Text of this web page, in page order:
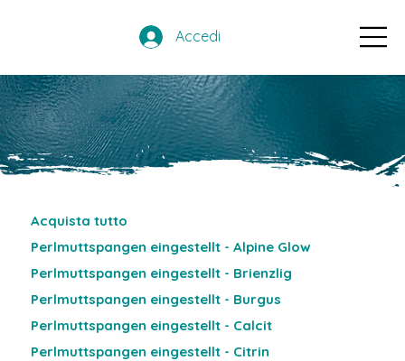
Accedi
Acquista tutto
Perlmuttspangen eingestellt - Alpine Glow
Perlmuttspangen eingestellt - Brienzlig
Perlmuttspangen eingestellt - Burgus
Perlmuttspangen eingestellt - Calcit
Perlmuttspangen eingestellt - Citrin